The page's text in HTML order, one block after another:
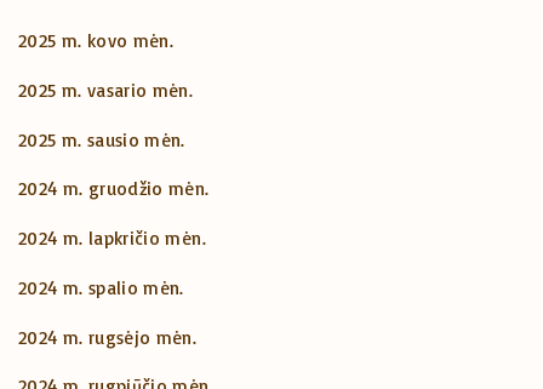
2025 m. kovo mėn.
2025 m. vasario mėn.
2025 m. sausio mėn.
2024 m. gruodžio mėn.
2024 m. lapkričio mėn.
2024 m. spalio mėn.
2024 m. rugsėjo mėn.